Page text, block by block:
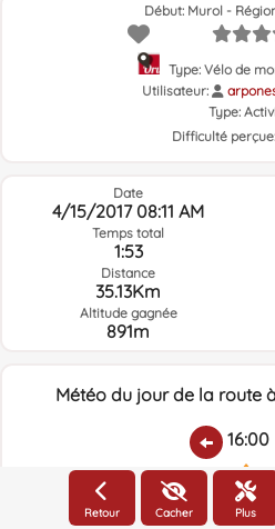
Début: Murol -
Type: Vélo de
Utilisateur:
Type:
Difficulté perçue:
Date
4/15/2017 08:11 AM
Temps total
1:53
Distance
35.13Km
Altitude gagnée
891m
Météo du jour de la route
16:00
Température:
7.5ºC
Pluie:
0
Humidité relative:
85%
Retour Cacher Plus